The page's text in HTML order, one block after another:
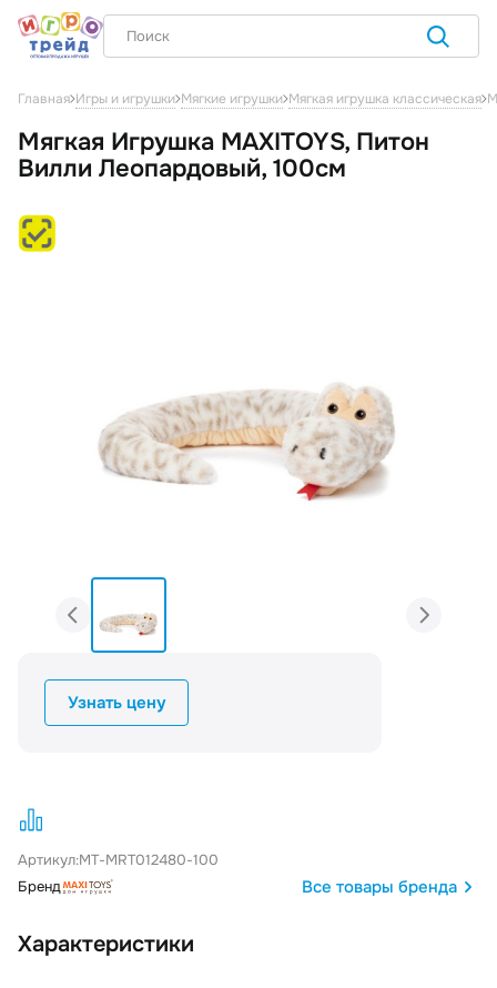
Главная Игры и игрушки Мягкие игрушки Мягкая игрушка классическая
Мягкая Игрушка MAXITOYS, Питон
Вилли Леопардовый, 100см
Узнать цену
Артикул:MT-MRT012480-100
Бренд
Все товары бренда
Характеристики